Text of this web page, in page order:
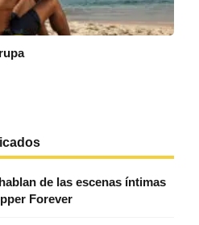
de las escenas íntimas
Forever